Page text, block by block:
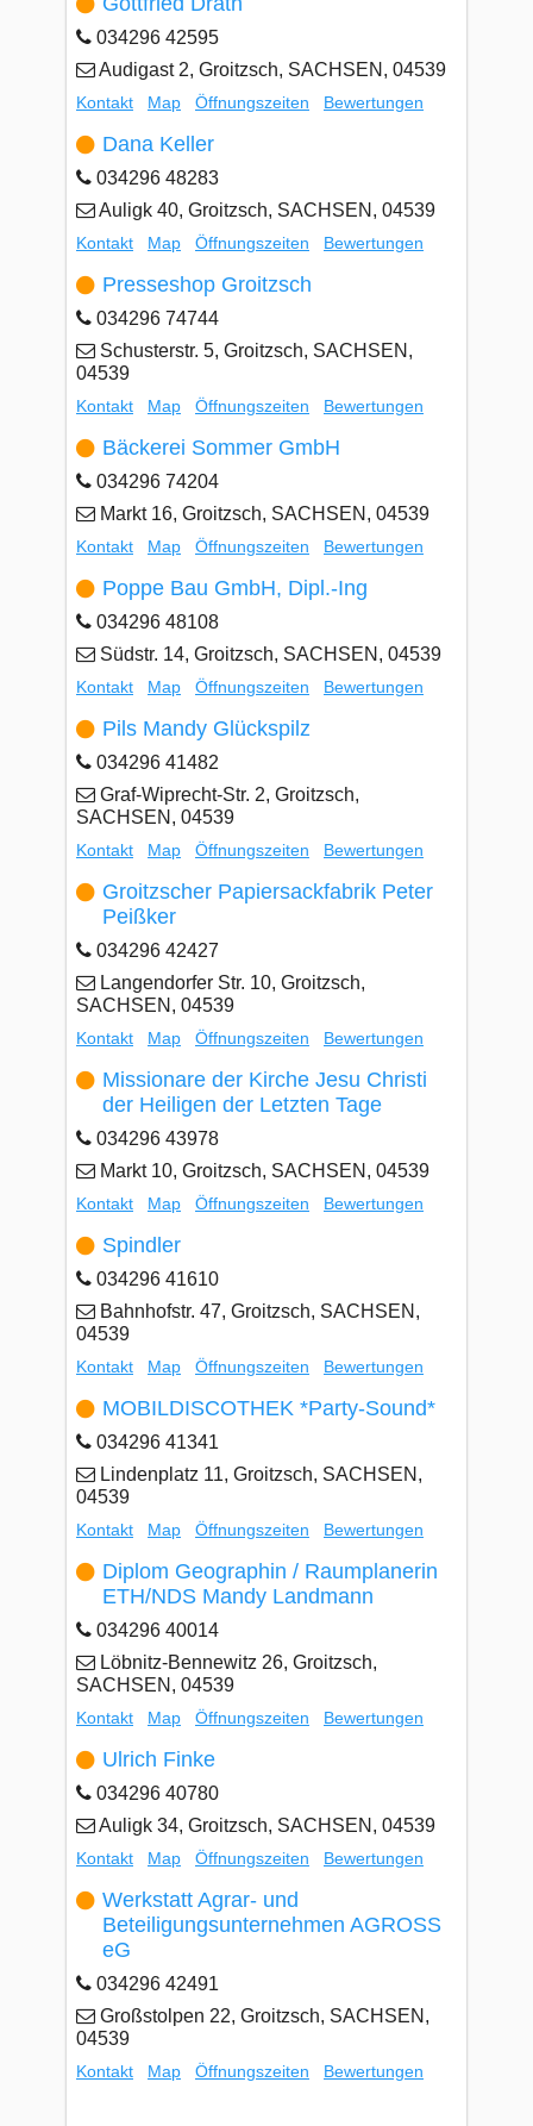
034296 42595
Audigast 2, Groitzsch, SACHSEN, 04539
Kontakt Map Öffnungszeiten Bewertungen
Dana Keller
034296 48283
Auligk 40, Groitzsch, SACHSEN, 04539
Kontakt Map Öffnungszeiten Bewertungen
Presseshop Groitzsch
034296 74744
Schusterstr. 5, Groitzsch, SACHSEN,
04539
Kontakt Map Öffnungszeiten Bewertungen
Bäckerei Sommer GmbH
034296 74204
Markt 16, Groitzsch, SACHSEN, 04539
Kontakt Map Öffnungszeiten Bewertungen
Poppe Bau GmbH, Dipl.-Ing
034296 48108
Südstr. 14, Groitzsch, SACHSEN, 04539
Kontakt Map Öffnungszeiten Bewertungen
Pils Mandy Glückspilz
034296 41482
Graf-Wiprecht-Str. 2, Groitzsch,
SACHSEN, 04539
Kontakt Map Öffnungszeiten Bewertungen
Groitzscher Papiersackfabrik Peter
Peißker
034296 42427
Langendorfer Str. 10, Groitzsch,
SACHSEN, 04539
Kontakt Map Öffnungszeiten Bewertungen
Missionare der Kirche Jesu Christi
der Heiligen der Letzten Tage
034296 43978
Markt 10, Groitzsch, SACHSEN, 04539
Kontakt Map Öffnungszeiten Bewertungen
Spindler
034296 41610
Bahnhofstr. 47, Groitzsch, SACHSEN,
04539
Kontakt Map Öffnungszeiten Bewertungen
MOBILDISCOTHEK *Party-Sound*
034296 41341
Lindenplatz 11, Groitzsch, SACHSEN,
04539
Kontakt Map Öffnungszeiten Bewertungen
Diplom Geographin / Raumplanerin
ETH/NDS Mandy Landmann
034296 40014
Löbnitz-Bennewitz 26, Groitzsch,
SACHSEN, 04539
Kontakt Map Öffnungszeiten Bewertungen
Ulrich Finke
034296 40780
Auligk 34, Groitzsch, SACHSEN, 04539
Kontakt Map Öffnungszeiten Bewertungen
Werkstatt Agrar- und
Beteiligungsunternehmen AGROSS
eG
034296 42491
Großstolpen 22, Groitzsch, SACHSEN,
04539
Kontakt Map Öffnungszeiten Bewertungen